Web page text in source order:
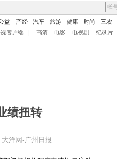
益 产经 汽车 旅游 健康 时尚 三农
客户端 高清 电影 电视剧 纪录片
绩扭转
大洋网-广州日报